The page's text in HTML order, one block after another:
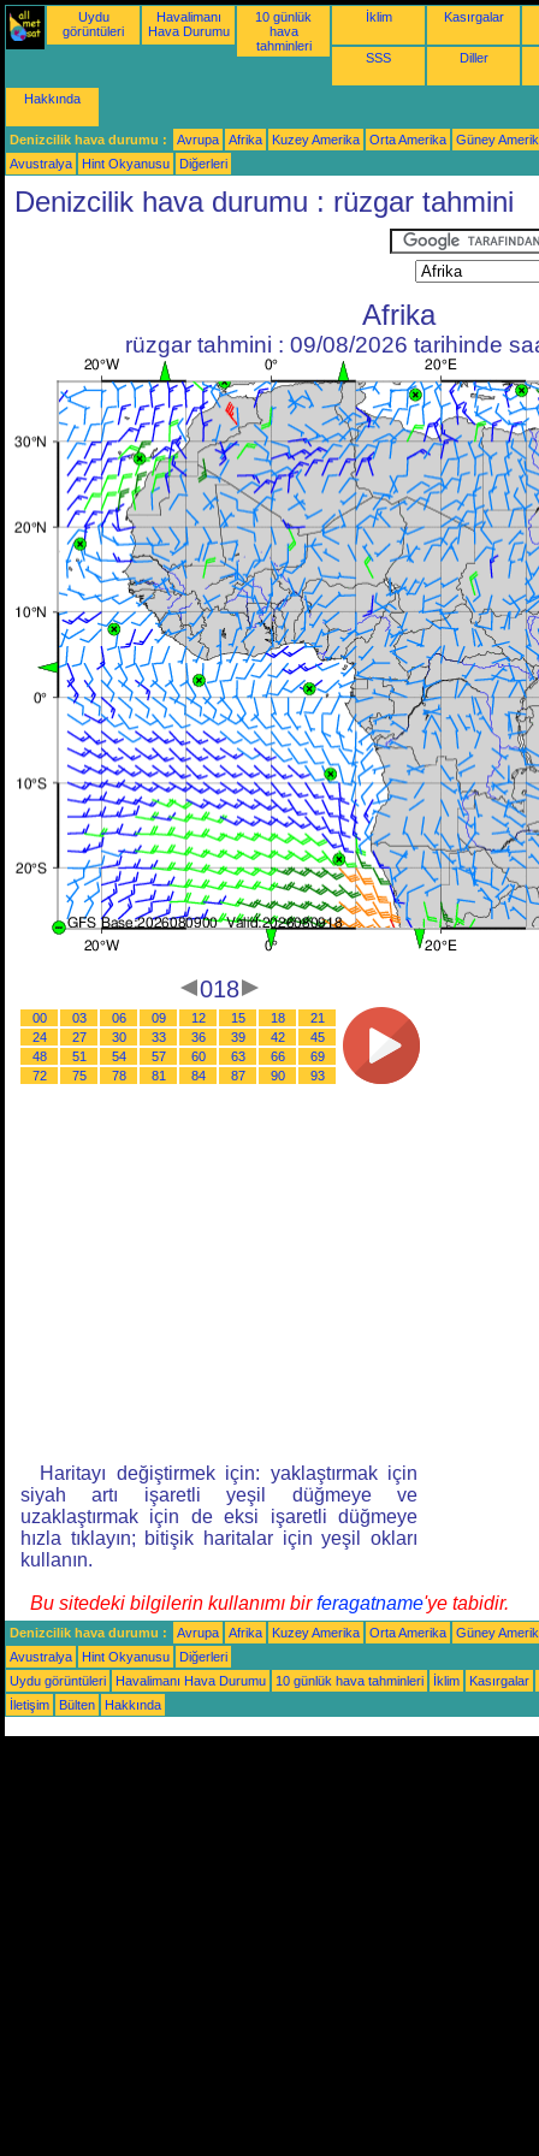
Uydu
görüntüleri
Havalimanı
Hava Durumu
10 günlük
hava
tahminleri
İklim Kasırgalar
SSS Diller
Hakkında
Denizcilik hava durumu : Avrupa Afrika Kuzey Amerika Orta Amerika
Güney
Avustralya
Hint Okyanusu Diğerleri
Denizcilik hava durumu : rüzgar tahmini
Afrika
rüzgar tahmini : 09/08/2026 tarihinde
018
00 03 06 09 12 15 18
21
24
27 30 33 36 39 42
45
48
51 54 57 60 63 66
69
72
75 78 81 84 87 90 93
Haritayı değiştirmek için: yaklaştırmak için
siyah artı işaretli yeşil düğmeye ve
uzaklaştırmak için de eksi işaretli düğmeye
hızla tıklayın; bitişik haritalar için yeşil okları
kullanın.
Bu sitedeki bilgilerin kullanımı birferagatname'ye tabidir.
Denizcilik hava durumu : Avrupa Afrika Kuzey Amerika Orta Amerika
Güney
Avustralya
Hint Okyanusu
Diğerleri
Uydu görüntüleri
Havalimanı Hava Durumu 10 günlük hava tahminleri İklim
Kasırgalar
İletişim
Bülten Hakkında